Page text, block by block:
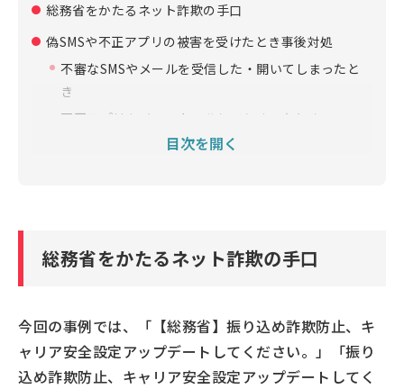
総務省をかたるネット詐欺の手口
偽SMSや不正アプリの被害を受けたとき事後対処
不審なSMSやメールを受信した・開いてしまったと
き
不正アプリをインストールしてしまったとき
不審なSMSやメールをブロックしたい場合は？
目次を開く
総務省をかたるネット詐欺の手口
今回の事例では、「【総務省】振り込め詐欺防止、キ
ャリア安全設定アップデートしてください。」「振り
込め詐欺防止、キャリア安全設定アップデートしてく